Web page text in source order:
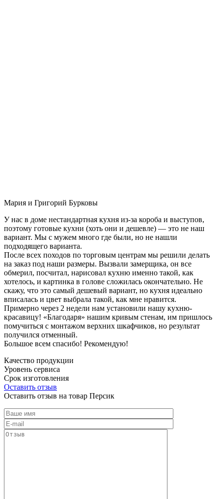
Мария и Григорий Бурковы
У нас в доме нестандартная кухня из-за короба и выступов,
поэтому готовые кухни (хоть они и дешевле) — это не наш
вариант. Мы с мужем много где были, но не нашли
подходящего варианта.
После всех походов по торговым центрам мы решили делать
на заказ под наши размеры. Вызвали замерщика, он все
обмерил, посчитал, нарисовал кухню именно такой, как
хотелось, и картинка в голове сложилась окончательно. Не
скажу, что это самый дешевый вариант, но кухня идеально
вписалась и цвет выбрала такой, как мне нравится.
Примерно через 2 недели нам установили нашу кухню-
красавицу! «Благодаря» нашим кривым стенам, им пришлось
помучиться с монтажом верхних шкафчиков, но результат
получился отменный.
Большое всем спасибо! Рекомендую!
Качество продукции
Уровень сервиса
Срок изготовления
Оставить отзыв
Оставить отзыв на товар Персик